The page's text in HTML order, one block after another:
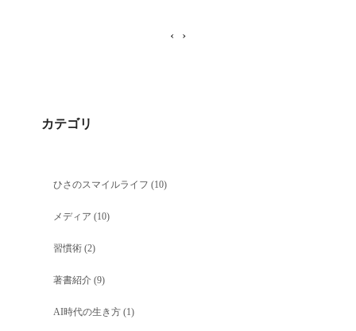
‹ ›
カテゴリ
ひさのスマイルライフ (10)
メディア (10)
習慣術(2)
著書紹介(9)
AI時代の生き方(1)